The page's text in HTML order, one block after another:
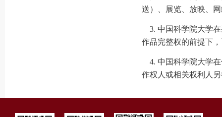
送）、展览、放映、
3. 中国科学院大学在
作品完整权的前提下
4. 中国科学院大学在
作权人或相关权利人